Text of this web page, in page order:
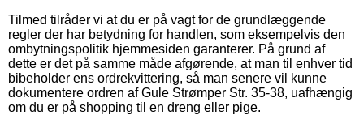
Tilmed tilråder vi at du er på vagt for de grundlæggende
regler der har betydning for handlen, som eksempelvis den
ombytningspolitik hjemmesiden garanterer. På grund af
dette er det på samme måde afgørende, at man til enhver tid
bibeholder ens ordrekvittering, så man senere vil kunne
dokumentere ordren af Gule Strømper Str. 35-38, uafhængig
om du er på shopping til en dreng eller pige.